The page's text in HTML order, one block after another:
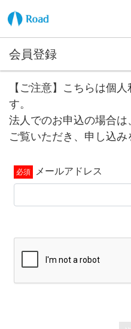
会員登録
【ご注意】こちらは個
す。
法人でのお申込の場合は
ご覧いただき、申し込み
メールアドレス